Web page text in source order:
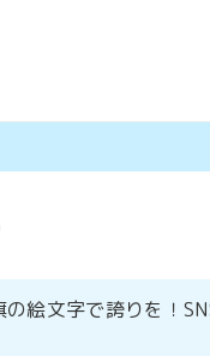
絵文字で誇りを！